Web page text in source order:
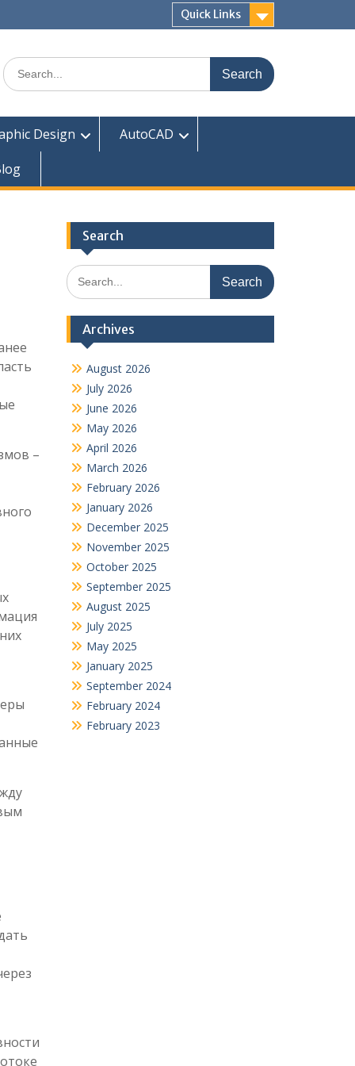
Quick Links
Search
for:
Design
AutoCAD
–
Search
Search
for:
Archives
August 2026
July 2026
June 2026
May 2026
April 2026
March 2026
February 2026
January 2026
December 2025
November 2025
October 2025
September 2025
August 2025
July 2025
May 2025
January 2025
September 2024
February 2024
February 2023